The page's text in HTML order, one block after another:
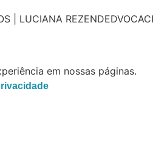
| LUCIANA
em nossas páginas.